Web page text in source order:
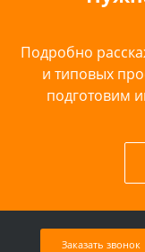
Подробно
и типовых
подготовим
Заказать звонок